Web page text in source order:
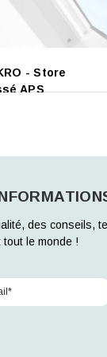
- Store
APS
des conseils,
le monde !